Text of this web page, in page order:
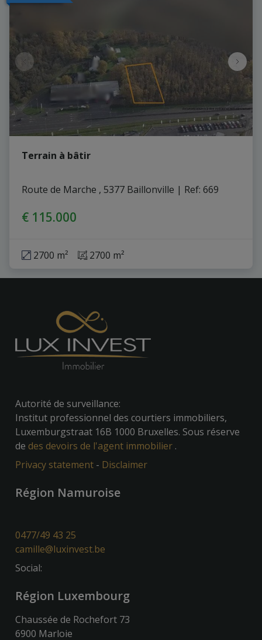
Terrain à bâtir
Route de Marche , 5377 Baillonville | Ref: 669
€ 115.000
2700 m² 2700 m²
Autorité de surveillance:
Institut professionnel des courtiers immobiliers,
Luxemburgstraat 16B 1000 Bruxelles. Sous réserve
de des devoirs de l'agent immobilier .
Privacy statement - Disclaimer
Région Namuroise
0477/49 43 25
camille@luxinvest.be
Social:
Région Luxembourg
Chaussée de Rochefort 73
6900 Marloie